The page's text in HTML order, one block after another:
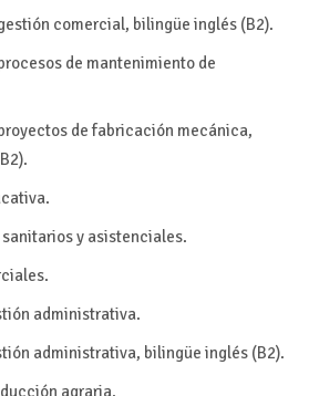
comercial, bilingüe inglés (B2).
de mantenimiento de
de fabricación mecánica,
y asistenciales.
administrativa.
administrativa, bilingüe inglés (B2).
agraria.